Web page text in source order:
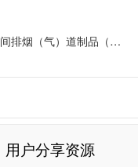
适用范围：本标准规定了住宅厨房和卫生间排烟（气）道制品（以下简称排气道）的术语和定义、分类和标记、一般规定、要求、试验方法、检验规则、标志、运输和贮存。本标准适用于住宅厨房、卫生间排烟（气）道系统中的钢丝网水泥预制管道。
用户分享资源